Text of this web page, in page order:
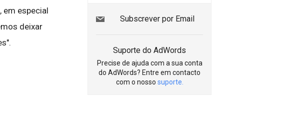
em especial
deixar
Subscrever por Email
Suporte do AdWords
Precise de ajuda com a sua conta
do AdWords? Entre em contacto
com o nosso suporte.